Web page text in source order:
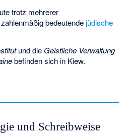
trotz mehrerer
bedeutende jüdische
und die Geistliche Verwaltung
befinden sich in Kiew.
und Schreibweise